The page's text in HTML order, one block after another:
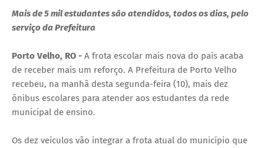
Mais de 5 mil estudantes são atendidos, todos os dias, pelo
serviço da Prefeitura
Porto Velho, RO - A frota escolar mais nova do país acaba
de receber mais um reforço. A Prefeitura de Porto Velho
recebeu, na manhã desta segunda-feira (10), mais dez
ônibus escolares para atender aos estudantes da rede
municipal de ensino.
Os dez veículos vão integrar a frota atual do município que